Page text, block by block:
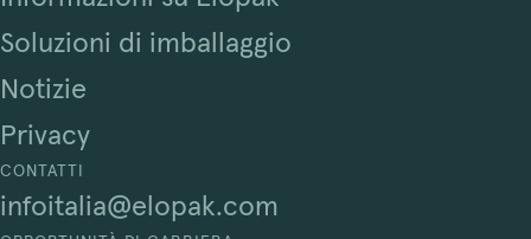
Soluzioni di imballaggio
Notizie
Privacy
CONTATTI
infoitalia@elopak.com